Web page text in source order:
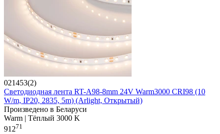
021453(2)
Светодиодная лента RT-A98-8mm 24V Warm3000 CRI98 (10
W/m, IP20, 2835, 5m) (Arlight, Открытый)
Произведено в Беларуси
Warm | Тёплый 3000 K
91271